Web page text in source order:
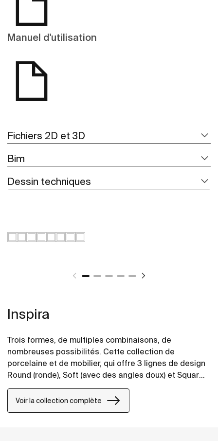
Manuel d'utilisation
Fichiers 2D et 3D
Bim
Dessin techniques
Inspira
Trois formes, de multiples combinaisons, de
nombreuses possibilités. Cette collection de
porcelaine et de mobilier, qui offre 3 lignes de design
Round (ronde), Soft (avec des angles doux) et Square
(carrée), parfaitement combinables entre elles,
permet de donner vie à des espaces de bain dans
tous les styles.
Voir la collection complète